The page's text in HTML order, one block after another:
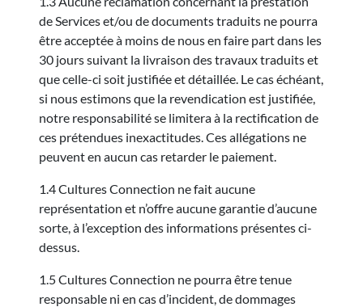
de Services et/ou de documents traduits ne pourra
être acceptée à moins de nous en faire part dans les
30 jours suivant la livraison des travaux traduits et
que celle-ci soit justifiée et détaillée. Le cas échéant,
si nous estimons que la revendication est justifiée,
notre responsabilité se limitera à la rectification de
ces prétendues inexactitudes. Ces allégations ne
peuvent en aucun cas retarder le paiement.
1.4 Cultures Connection ne fait aucune
représentation et n’offre aucune garantie d’aucune
sorte, à l’exception des informations présentes ci-
dessus.
1.5 Cultures Connection ne pourra être tenue
responsable ni en cas d’incident, de dommages